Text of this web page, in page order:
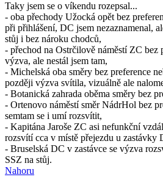
Taky jsem se o víkendu rozepsal...
- oba přechody Užocká opět bez
při přihlášení, DC jsem nezaznamenal,
stůj i bez nároku chodců,
- přechod na Ostrčilově náměstí ZC bez
výzva, ale nestál jsem tam,
- Michelská oba směry bez preference
později výzva svítila, vizuálně ale
- Botanická zahrada oběma směry bez
- Ortenovo náměstí směr NádrHol bez
semtam se i umí rozsvítit,
- Kapitána Jaroše ZC asi nefunkční
rozsvítí cca v místě přejezdu u zastávky
- Bruselská DC v zastávce se výzva
SSZ na stůj.
Nahoru